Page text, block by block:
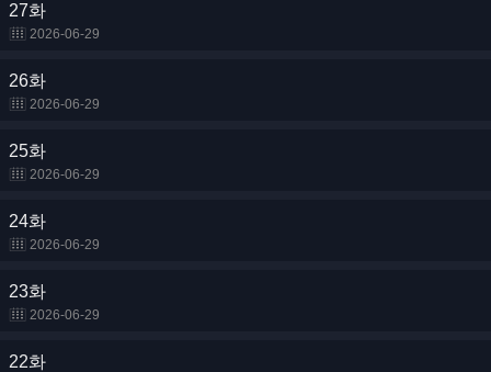
27화
2026-06-29
26화
2026-06-29
25화
2026-06-29
24화
2026-06-29
23화
2026-06-29
22화